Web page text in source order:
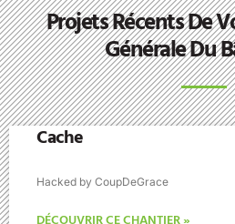
Projets Récents De
Générale Du
Cache
Hacked by CoupDeGrace